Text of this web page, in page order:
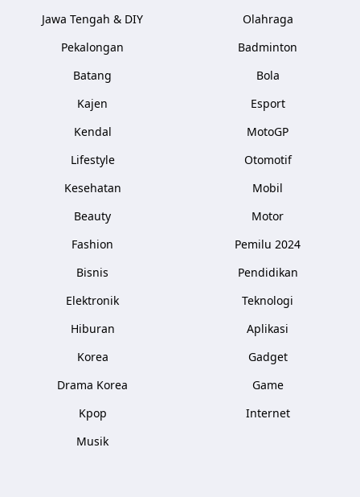
Jawa Tengah & DIY
Pekalongan
Batang
Kajen
Kendal
Lifestyle
Kesehatan
Beauty
Fashion
Bisnis
Elektronik
Hiburan
Korea
Drama Korea
Kpop
Musik
Olahraga
Badminton
Bola
Esport
MotoGP
Otomotif
Mobil
Motor
Pemilu 2024
Pendidikan
Teknologi
Aplikasi
Gadget
Game
Internet